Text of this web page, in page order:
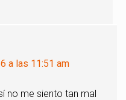
a las 11:51 am
no me siento tan mal